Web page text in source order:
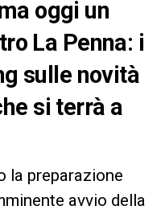
oggi un
La Penna: i
sulle novità
si terrà a
la preparazione
avvio della